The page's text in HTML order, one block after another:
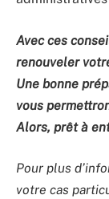
Avec ces
renouveler
Une bonne
vous
Alors, prêt à
Pour plus
votre cas